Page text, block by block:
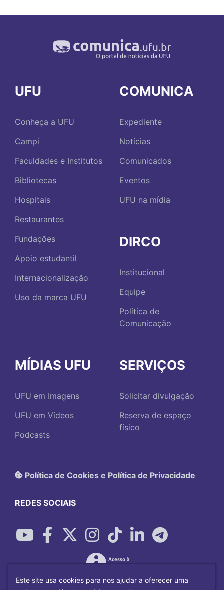
UFU
Conheça a UFU
Campi
Faculdades e Institutos
Bibliotecas
Hospitais
Restaurantes
Fundações
Apoio estudantil
Internacionalização
Uso da marca UFU
COMUNICA
Expediente
Notícias
Comunicados
Eventos
UFU na mídia
DIRCO
Institucional
Equipe
Política de
Comunicação
MÍDIAS UFU
UFU em Imagens
UFU em Vídeos
Podcasts
SERVIÇOS
Solicitar divulgação
Reserva de espaço
físico
Política de Cookies e Política de Privacidade
REDES SOCIAIS
Este site usa cookies para nos ajudar a oferecer uma